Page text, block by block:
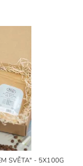
SVĚTA" - 5X100G